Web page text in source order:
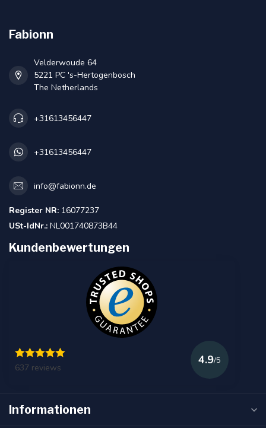
Fabionn
Velderwoude 64
5221 PC 's-Hertogenbosch
The Netherlands
+31613456447
+31613456447
info@fabionn.de
Register NR: 16077237
USt-IdNr.: NL001740873B44
Kundenbewertungen
637 reviews
4.9/5
Informationen